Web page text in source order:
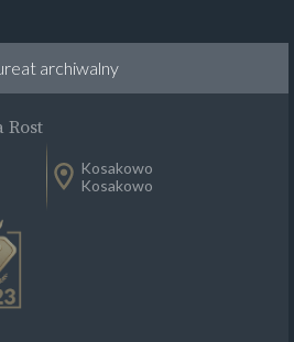
archiwalny
Rost
Kosakowo
Kosakowo